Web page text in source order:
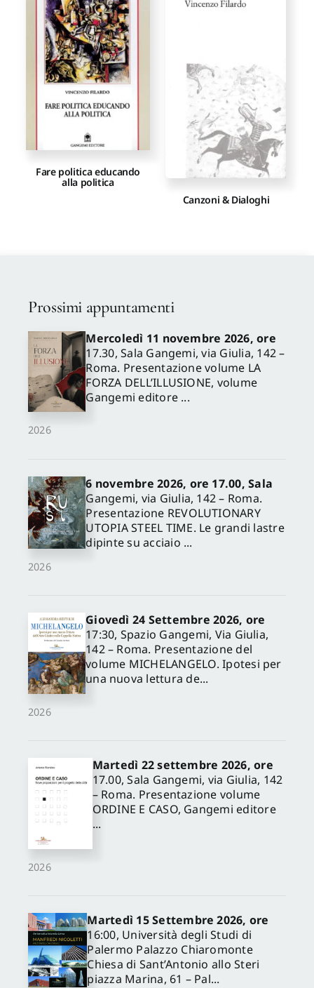
Proposte di pubblicazione
Gangemi Editore
Fare politica educando
alla politica
Canzoni & Dialoghi
Prossimi appuntamenti
2026
Mercoledì 11 novembre 2026, ore
17.30, Sala Gangemi, via Giulia, 142 –
Roma. Presentazione volume LA
FORZA DELL’ILLUSIONE, volume
Gangemi editore ...
2026
6 novembre 2026, ore 17.00, Sala
Gangemi, via Giulia, 142 – Roma.
Presentazione REVOLUTIONARY
UTOPIA STEEL TIME. Le grandi lastre
dipinte su acciaio ...
2026
Giovedì 24 Settembre 2026, ore
17:30, Spazio Gangemi, Via Giulia,
142 – Roma. Presentazione del
volume MICHELANGELO. Ipotesi per
una nuova lettura de...
2026
Martedì 22 settembre 2026, ore
17.00, Sala Gangemi, via Giulia, 142
– Roma. Presentazione volume
ORDINE E CASO, Gangemi editore
...
Martedì 15 Settembre 2026, ore
16:00, Università degli Studi di
Palermo Palazzo Chiaromonte
Chiesa di Sant’Antonio allo Steri
piazza Marina, 61 – Pal...